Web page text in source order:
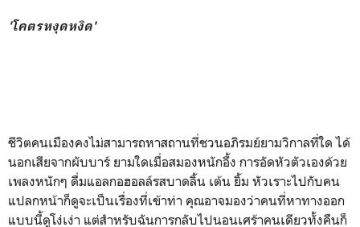
'โคตรหงุดหงิด'
ชีวิตคนเมืองคงไม่สามารถหาสถานที่ชวนอภิรมย์ยามวิกาลที่ใด ได้
นอกเสียจากผับบาร์ ยามใดเมื่อสมองหนักอึ้ง การอัดหัวตัวเองด้วย
เพลงหนักๆ ดื่มแอลกอฮอลล์รสบาดลิ้น เต้น ยิ้ม หัวเราะไปกับคน
แปลกหน้าก็ดูจะเป็นเรื่องที่เข้าท่า คุณอาจมองว่าคนที่หาทางออก
แบบนี้ดูโง่เง่า แต่สำหรับฉันการกลับไปนอนเศร้าคนเดียวทั้งคืนก็